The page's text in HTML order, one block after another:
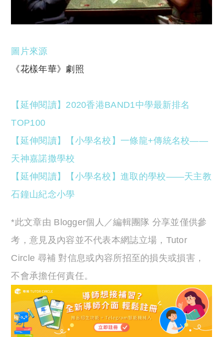
圖片來源
《花樣年華》劇照
【延伸閱讀】2020香港BAND1中學最新排名
TOP100
【延伸閱讀】【小學名校】一條龍+傳統名校——
天神嘉諾撒學校
【延伸閱讀】【小學名校】進取的學校——天主教
石鐘山紀念小學
*此文章由 Blogger個人／編輯團隊 分享並僅供參
考，意見及內容並不代表本網誌立場，Tutor
Circle 尋補 對信息或內容所招至的損失或損害，
不會承擔任何責任。